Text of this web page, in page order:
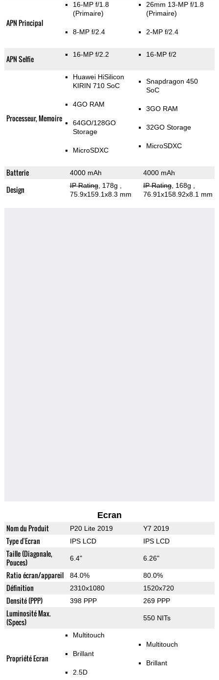
APN Principal
16-MP f/1.8
(Primaire)
8-MP f/2.4
26mm 13-MP f/1.8
(Primaire)
2-MP f/2.4
APN Selfie 16-MP f/2.2 16-MP f/2
Processeur, Memoire
Huawei HiSilicon
KIRIN 710 SoC
4GO RAM
64GO/128GO
Storage
MicroSDXC
Snapdragon 450
SoC
3GO RAM
32GO Storage
MicroSDXC
Batterie 4000 mAh 4000 mAh
Design IP Rating, 178g
75.9x159.1x8.3 mm
IP Rating, 168g
76.91x158.92x8.1 mm
Ecran
Nom du Produit P20 Lite 2019 Y7 2019
Type d'Ecran IPS LCD IPS LCD
Taille (Diagonale,
Pouces)
6.4" 6.26"
Ratio écran/appareil 84.0% 80.0%
Définition 2310x1080 1520x720
Densité (PPP) 398 PPP 269 PPP
Luminosité Max.
(Specs)
550 NITs
Propriété Ecran
Multitouch
Brillant
2.5D
Multitouch
Brillant